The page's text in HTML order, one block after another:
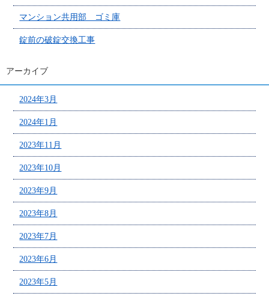
マンション共用部 ゴミ庫
錠前の破錠交換工事
アーカイブ
2024年3月
2024年1月
2023年11月
2023年10月
2023年9月
2023年8月
2023年7月
2023年6月
2023年5月